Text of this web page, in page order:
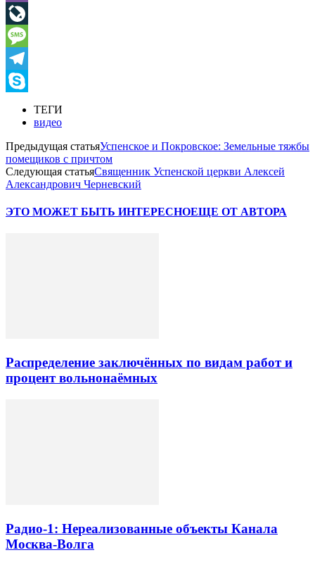
Viber
LiveJournal
Message
Telegram
SkypeТЕГИ
видео
Предыдущая статьяУспенское и Покровское: Земельные тяжбы
помещиков с причтом
Следующая статьяСвященник Успенской церкви Алексей
Александрович Черневский
ЭТО МОЖЕТ БЫТЬ ИНТЕРЕСНОЕЩЕ ОТ АВТОРА
Распределение заключённых по видам работ и
процент вольнонаёмных
Радио-1: Нереализованные объекты Канала
Москва-Волга